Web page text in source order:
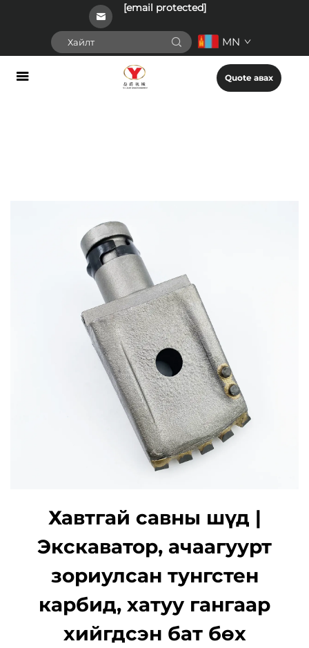
[email protected]
MN
Quote авах
Хавтгай савны шүд |
Экскаватор, ачаагуурт
зориулсан тунгстен
карбид, хатуу гангаар
хийгдсэн бат бөх